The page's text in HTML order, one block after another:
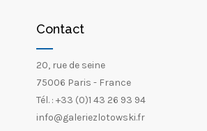
Contact
20, rue de seine
75006 Paris - France
Tél. : +33 (0)1 43 26 93 94
info@galeriezlotowski.fr